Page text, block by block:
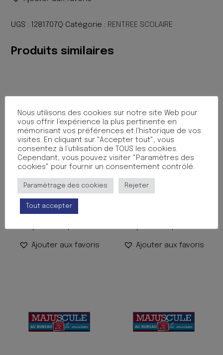
AGENDA
FESTIVAL
UGS : 1281707Q Catégorie : RENTREE SCOLAIRE
Produits similaires
PROTEGE CAHIER 17X22
CUIR BRUN
0.50€ TTC
Ajouter aux favoris
PROTEGE CAHIER 17X22
Ajouter aux favoris
Nous utilisons des cookies sur notre site Web pour
vous offrir l’expérience la plus pertinente en
mémorisant vos préférences et l'historique de vos
visites. En cliquant sur "Accepter tout", vous
consentez à l’utilisation de TOUS les cookies.
Cependant, vous pouvez visiter "Paramètres des
cookies" pour fournir un consentement contrôlé.
Paramètrage des cookies Rejeter
Tout accepter